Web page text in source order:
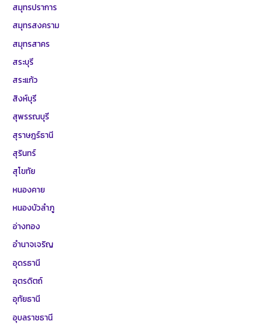
สมุทรปราการ
สมุทรสงคราม
สมุทรสาคร
สระบุรี
สระแก้ว
สิงห์บุรี
สุพรรณบุรี
สุราษฎร์ธานี
สุรินทร์
สุโขทัย
หนองคาย
หนองบัวลำภู
อ่างทอง
อำนาจเจริญ
อุดรธานี
อุตรดิตถ์
อุทัยธานี
อุบลราชธานี